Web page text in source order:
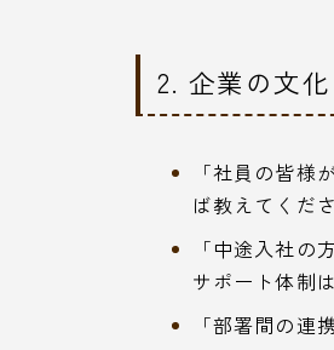
2. 企業の文
「社員の皆
ば教えてくだ
「中途入社
サポート体制
「部署間の